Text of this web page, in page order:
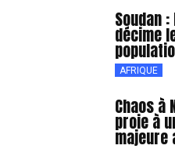
Soudan
décime
AFRIQUE
Chaos à
proie à
majeure